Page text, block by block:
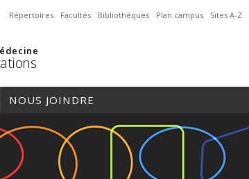
Répertoires Facultés Bibliothèques Plan campus Sites A-Z
NOUS JOINDRE